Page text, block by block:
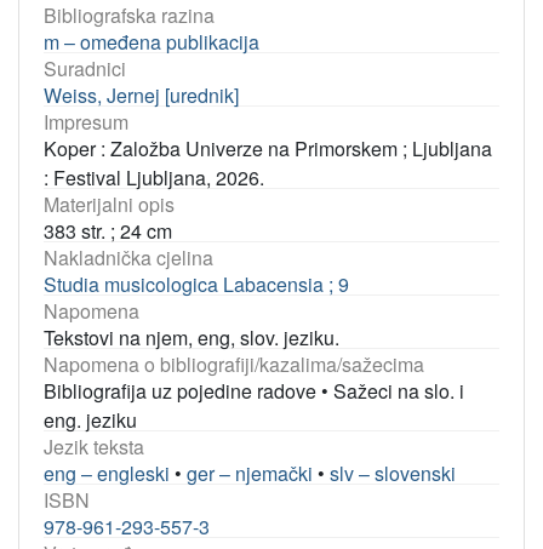
Bibliografska razina
m – omeđena publikacija
Suradnici
Weiss, Jernej [urednik]
Impresum
Koper : Založba Univerze na Primorskem ; Ljubljana
: Festival Ljubljana, 2026.
Materijalni opis
383 str. ; 24 cm
Nakladnička cjelina
Studia musicologica Labacensia ; 9
Napomena
Tekstovi na njem, eng, slov. jeziku.
Napomena o bibliografiji/kazalima/sažecima
Bibliografija uz pojedine radove • Sažeci na slo. i
eng. jeziku
Jezik teksta
eng – engleski • ger – njemački • slv – slovenski
ISBN
978-961-293-557-3